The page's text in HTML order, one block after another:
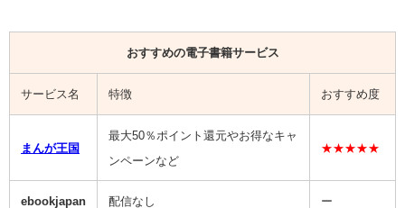
おすすめの電子書籍サービス
サービス名 特徴 おすすめ度
まんが王国
最大50％ポイント還元やお得なキャ
ンペーンなど
★★★★★
ebookjapan 配信なし ー